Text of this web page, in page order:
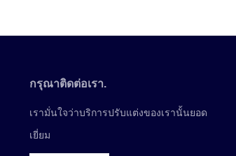
กรุณาติดต่อเรา.
เรามั่นใจว่าบริการปรับแต่งของเรานั้นยอด
เยี่ยม